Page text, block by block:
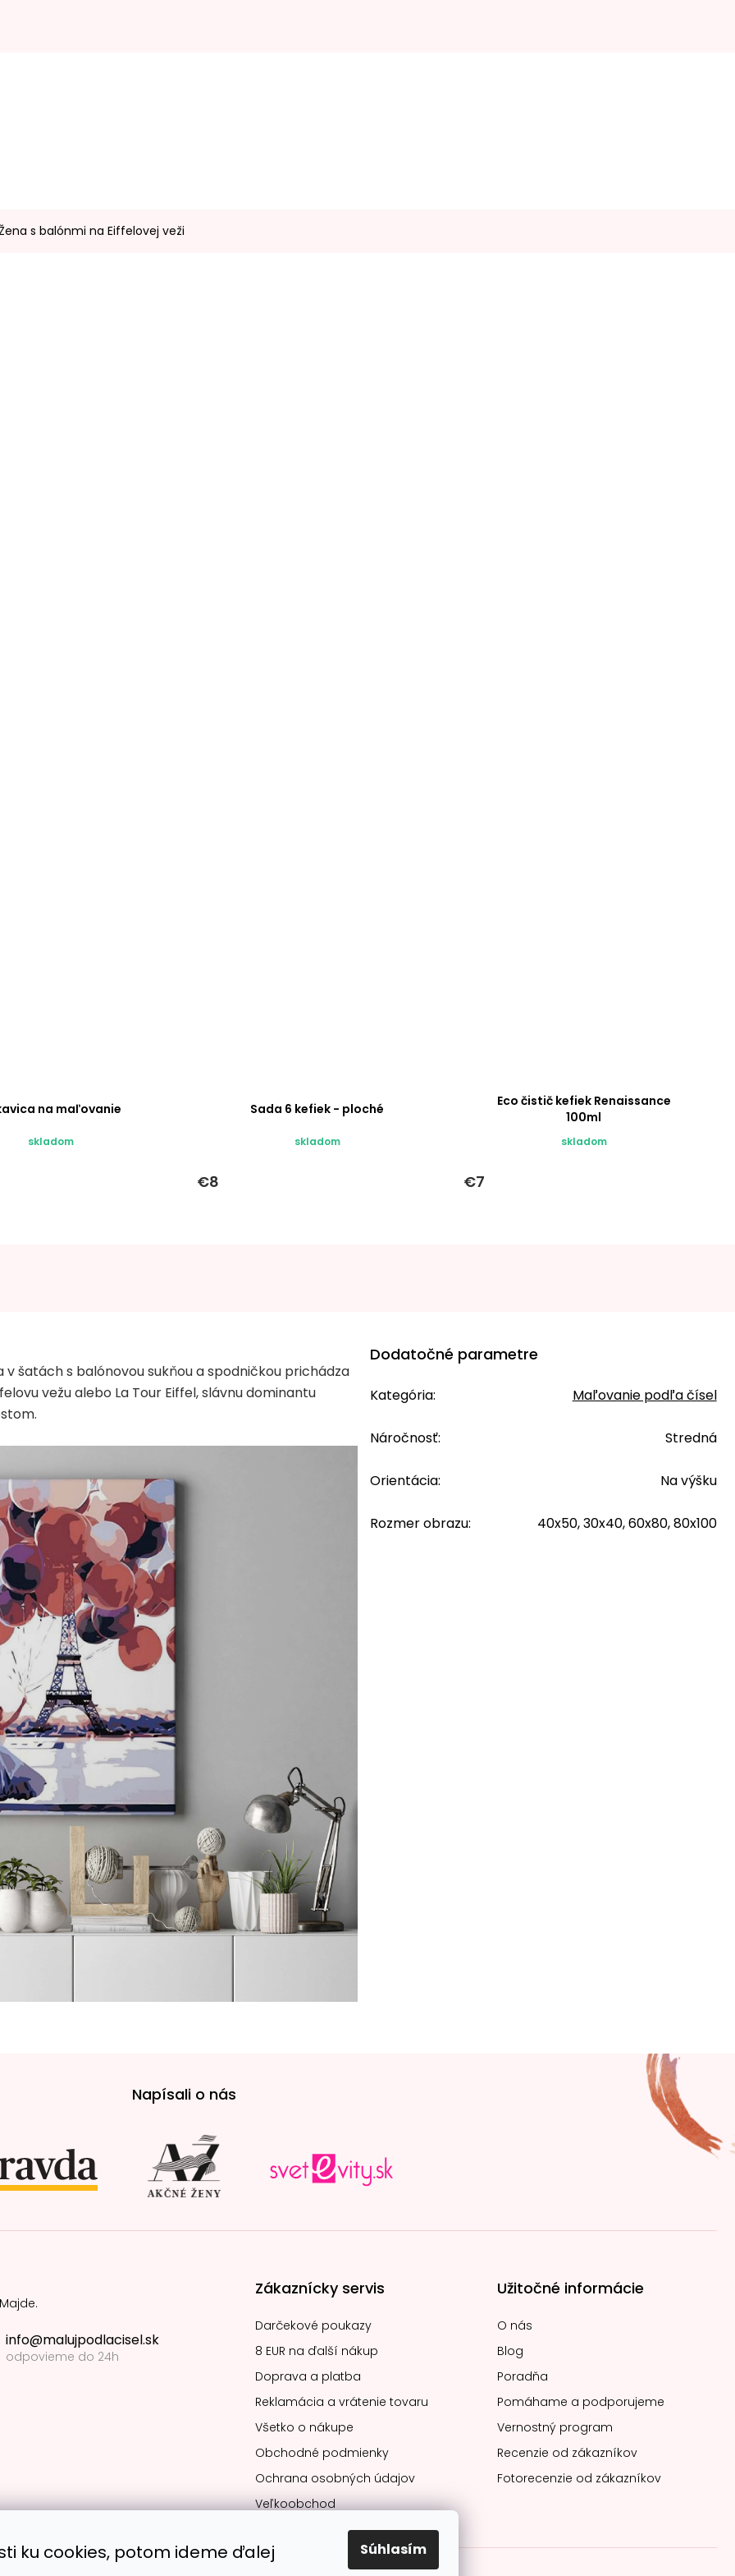
ku cookies, potom ideme ďalej Súhlasím
s balónmi na Eiffelovej veži
na maľovanie
skladom
Sada 6 kefiek - ploché
skladom
€8
Eco čistič kefiek Renaissance
100ml
skladom
€7
šatách s balónovou sukňou a spodničkou prichádza
vežu alebo La Tour Eiffel, slávnu dominantu
Dodatočné parametre
Kategória: Maľovanie podľa čísel
Náročnosť: Stredná
Orientácia: Na výšku
Rozmer obrazu: 40x50, 30x40, 60x80, 80x100
Napísali o nás
info@malujpodlacisel.sk
odpovieme do 24h
Zákaznícky servis
Darčekové poukazy
8 EUR na ďalší nákup
Doprava a platba
Reklamácia a vrátenie tovaru
Všetko o nákupe
Obchodné podmienky
Ochrana osobných údajov
Veľkoobchod
Užitočné informácie
O nás
Blog
Poradňa
Pomáhame a podporujeme
Vernostný program
Recenzie od zákazníkov
Fotorecenzie od zákazníkov